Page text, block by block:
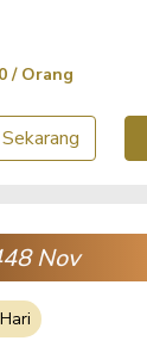
/ Orang
Nov